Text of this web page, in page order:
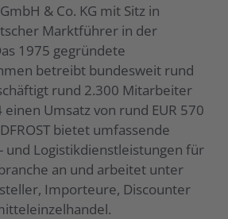
& Co. KG mit Sitz in
Marktführer in der
1975 gegründete
betreibt bundesweit rund
rund 2.300 Mitarbeiter
Umsatz von rund EUR 570
bietet umfassende
und Logistikdienstleistungen für
an und arbeitet unter
Importeure, Discounter